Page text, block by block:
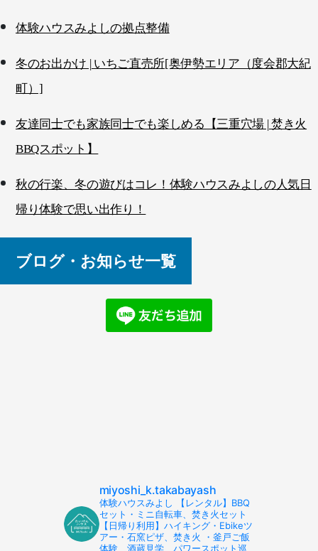
体験ハウスみよしの拠点整備
冬のお出かけ | いちご直売所[奥伊勢エリア（度会郡大紀
町）]
友達同士でも家族同士でも楽しめる【三重穴場 | 焚き火
BBQスポット】
秋の行楽、冬の遊びはコレ！体験ハウスみよしの人気日
帰り体験で思い出作り！
ブログ・お知らせ一覧
miyoshi_k.takabayash
体験ハウスみよし 【レンタル】BBQ
セット・ミニ自転車、焚き火セット
【日帰り利用】ハイキング・Ebikeツ
アー・石窯ピザ、焚き火 ・釜戸ご飯
体験、酒蔵見学、パワースポット巡